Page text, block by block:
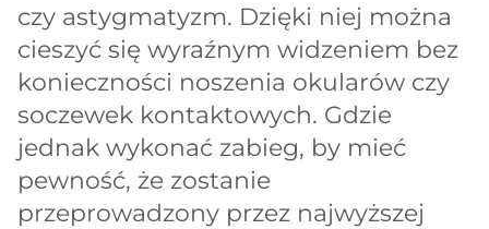
czy astygmatyzm. Dzięki niej można
cieszyć się wyraźnym widzeniem bez
konieczności noszenia okularów czy
soczewek kontaktowych. Gdzie
jednak wykonać zabieg, by mieć
pewność, że zostanie
przeprowadzony przez najwyższej